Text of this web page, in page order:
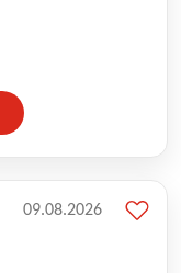
09.08.2026